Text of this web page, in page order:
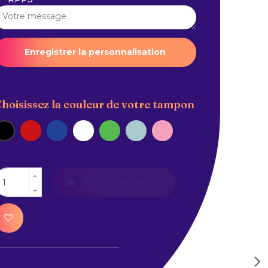
Enregistrer la personnalisation
la couleur de votre tampon
Noir Rouge Bleu Blanc Vert Bleu PastelRose Pastel